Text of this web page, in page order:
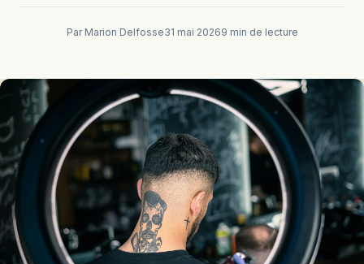
Par Marion Delfosse31 mai 20269 min de lecture